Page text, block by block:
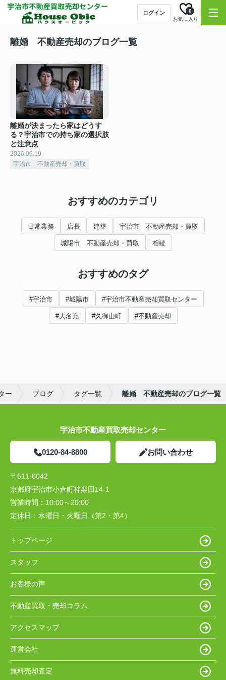
ログイン
お気に入り
0
離婚 不動産売却のブログ一覧
離婚が決まったら家はどうす
る？宇治市での持ち家の選択肢
と注意点
2026.06.19
宇治市 不動産売却・買取
おすすめのカテゴリ
日常業務 店長 建築 宇治市 不動産売却・買取
城陽市 不動産売却・買取 相続
おすすめのタグ
#宇治市 #城陽市 #宇治市不動産売却買取センター
#大名充 #久御山町 #不動産売却
ー ブログ タグ一覧 離婚 不動産売却のブログ一覧
宇治市不動産買取売却センター
0120-84-8800 お問い合わせ
〒611-0042
京都府宇治市小倉町神楽田14-1
営業時間： 10:00～20:00
定休日： 水曜日・火曜日（第2・第4）
トップページ
スタッフ
お客様の声
不動産買取・売却コラム
アクセスマップ
運営会社
無料売却査定